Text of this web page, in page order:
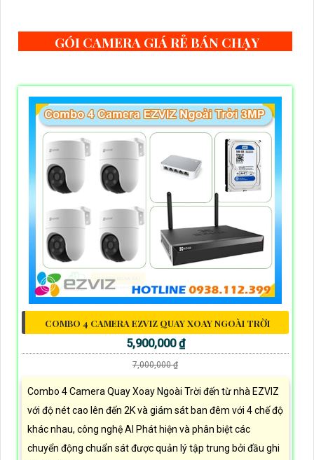
GÓI CAMERA GIÁ RẺ BÁN CHẠY
COMBO 4 CAMERA EZVIZ QUAY XOAY NGOÀI TRỜI
5,900,000 ₫
7,000,000 ₫
Combo 4 Camera Quay Xoay Ngoài Trời đến từ nhà EZVIZ
với độ nét cao lên đến 2K và giám sát ban đêm với 4 chế độ
khác nhau, công nghệ AI Phát hiện và phân biệt các
chuyển động chuẩn sát được quản lý tập trung bởi đầu ghi